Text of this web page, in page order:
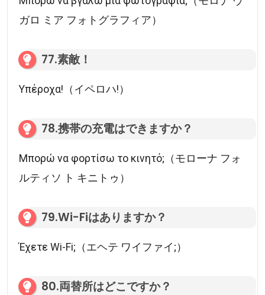
ガロ ミア フォトグラフィア）
77.素敵！
Υπέροχα!（イペロハ!）
78.携帯の充電はできますか？
Μπορώ να φορτίσω το κινητό;（モローナ フォ
ルティソ ト キニトゥ）
79.Wi-Fiはありますか？
Έχετε Wi-Fi;（エヘテ ワイファイ;）
80.両替所はどこですか？